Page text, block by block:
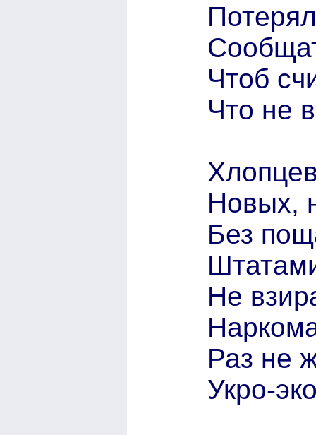
Чтоб
Что не
Новых,
Без
Не
Раз не
Укро-